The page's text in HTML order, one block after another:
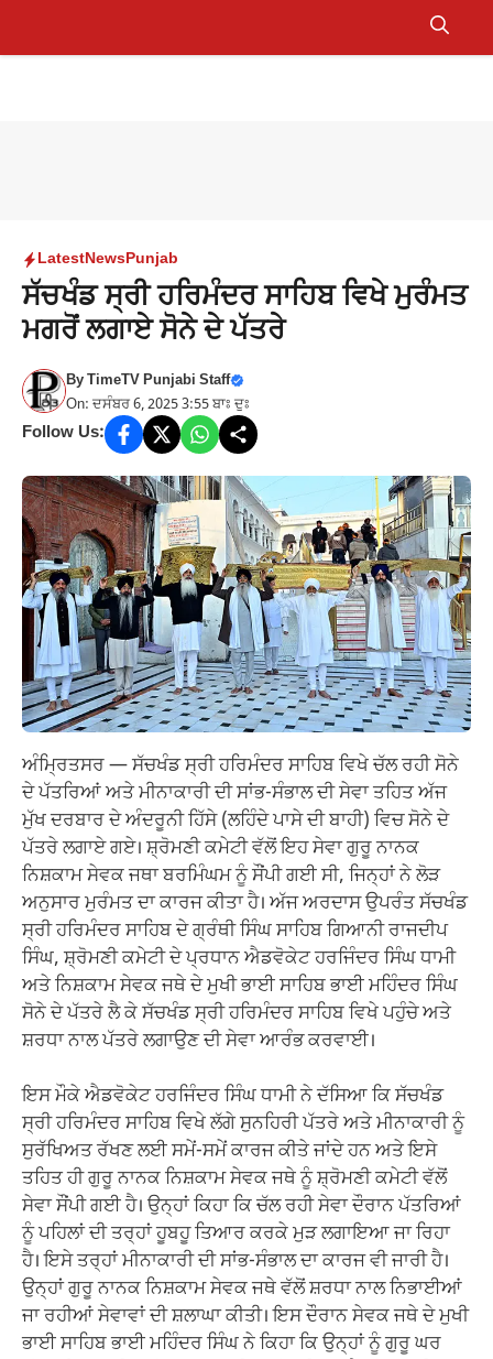
Menu
LatestNewsPunjab
ਸੱਚਖੰਡ ਸ੍ਰੀ ਹਰਿਮੰਦਰ ਸਾਹਿਬ ਵਿਖੇ ਮੁਰੰਮਤ
ਮਗਰੋਂ ਲਗਾਏ ਸੋਨੇ ਦੇ ਪੱਤਰੇ
ByTimeTV Punjabi Staff
On: ਦਸੰਬਰ 6, 2025 3:55 ਬਾਃ ਦੁਃ
Follow Us:
ਅੰਮ੍ਰਿਤਸਰ — ਸੱਚਖੰਡ ਸ੍ਰੀ ਹਰਿਮੰਦਰ ਸਾਹਿਬ ਵਿਖੇ ਚੱਲ ਰਹੀ ਸੋਨੇ
ਦੇ ਪੱਤਰਿਆਂ ਅਤੇ ਮੀਨਾਕਾਰੀ ਦੀ ਸਾਂਭ-ਸੰਭਾਲ ਦੀ ਸੇਵਾ ਤਹਿਤ ਅੱਜ
ਮੁੱਖ ਦਰਬਾਰ ਦੇ ਅੰਦਰੂਨੀ ਹਿੱਸੇ (ਲਹਿੰਦੇ ਪਾਸੇ ਦੀ ਬਾਹੀ) ਵਿਚ ਸੋਨੇ ਦੇ
ਪੱਤਰੇ ਲਗਾਏ ਗਏ। ਸ਼੍ਰੋਮਣੀ ਕਮੇਟੀ ਵੱਲੋਂ ਇਹ ਸੇਵਾ ਗੁਰੂ ਨਾਨਕ
ਨਿਸ਼ਕਾਮ ਸੇਵਕ ਜਥਾ ਬਰਮਿੰਘਮ ਨੂੰ ਸੌਂਪੀ ਗਈ ਸੀ, ਜਿਨ੍ਹਾਂ ਨੇ ਲੋੜ
ਅਨੁਸਾਰ ਮੁਰੰਮਤ ਦਾ ਕਾਰਜ ਕੀਤਾ ਹੈ। ਅੱਜ ਅਰਦਾਸ ਉਪਰੰਤ ਸੱਚਖੰਡ
ਸ੍ਰੀ ਹਰਿਮੰਦਰ ਸਾਹਿਬ ਦੇ ਗ੍ਰੰਥੀ ਸਿੰਘ ਸਾਹਿਬ ਗਿਆਨੀ ਰਾਜਦੀਪ
ਸਿੰਘ, ਸ਼੍ਰੋਮਣੀ ਕਮੇਟੀ ਦੇ ਪ੍ਰਧਾਨ ਐਡਵੋਕੇਟ ਹਰਜਿੰਦਰ ਸਿੰਘ ਧਾਮੀ
ਅਤੇ ਨਿਸ਼ਕਾਮ ਸੇਵਕ ਜਥੇ ਦੇ ਮੁਖੀ ਭਾਈ ਸਾਹਿਬ ਭਾਈ ਮਹਿੰਦਰ ਸਿੰਘ
ਸੋਨੇ ਦੇ ਪੱਤਰੇ ਲੈ ਕੇ ਸੱਚਖੰਡ ਸ੍ਰੀ ਹਰਿਮੰਦਰ ਸਾਹਿਬ ਵਿਖੇ ਪਹੁੰਚੇ ਅਤੇ
ਸ਼ਰਧਾ ਨਾਲ ਪੱਤਰੇ ਲਗਾਉਣ ਦੀ ਸੇਵਾ ਆਰੰਭ ਕਰਵਾਈ।
ਇਸ ਮੌਕੇ ਐਡਵੋਕੇਟ ਹਰਜਿੰਦਰ ਸਿੰਘ ਧਾਮੀ ਨੇ ਦੱਸਿਆ ਕਿ ਸੱਚਖੰਡ
ਸ੍ਰੀ ਹਰਿਮੰਦਰ ਸਾਹਿਬ ਵਿਖੇ ਲੱਗੇ ਸੁਨਹਿਰੀ ਪੱਤਰੇ ਅਤੇ ਮੀਨਾਕਾਰੀ ਨੂੰ
ਸੁਰੱਖਿਅਤ ਰੱਖਣ ਲਈ ਸਮੇਂ-ਸਮੇਂ ਕਾਰਜ ਕੀਤੇ ਜਾਂਦੇ ਹਨ ਅਤੇ ਇਸੇ
ਤਹਿਤ ਹੀ ਗੁਰੂ ਨਾਨਕ ਨਿਸ਼ਕਾਮ ਸੇਵਕ ਜਥੇ ਨੂੰ ਸ਼੍ਰੋਮਣੀ ਕਮੇਟੀ ਵੱਲੋਂ
ਸੇਵਾ ਸੌਂਪੀ ਗਈ ਹੈ। ਉਨ੍ਹਾਂ ਕਿਹਾ ਕਿ ਚੱਲ ਰਹੀ ਸੇਵਾ ਦੌਰਾਨ ਪੱਤਰਿਆਂ
ਨੂੰ ਪਹਿਲਾਂ ਦੀ ਤਰ੍ਹਾਂ ਹੂਬਹੂ ਤਿਆਰ ਕਰਕੇ ਮੁੜ ਲਗਾਇਆ ਜਾ ਰਿਹਾ
ਹੈ। ਇਸੇ ਤਰ੍ਹਾਂ ਮੀਨਾਕਾਰੀ ਦੀ ਸਾਂਭ-ਸੰਭਾਲ ਦਾ ਕਾਰਜ ਵੀ ਜਾਰੀ ਹੈ।
ਉਨ੍ਹਾਂ ਗੁਰੂ ਨਾਨਕ ਨਿਸ਼ਕਾਮ ਸੇਵਕ ਜਥੇ ਵੱਲੋਂ ਸ਼ਰਧਾ ਨਾਲ ਨਿਭਾਈਆਂ
ਜਾ ਰਹੀਆਂ ਸੇਵਾਵਾਂ ਦੀ ਸ਼ਲਾਘਾ ਕੀਤੀ। ਇਸ ਦੌਰਾਨ ਸੇਵਕ ਜਥੇ ਦੇ ਮੁਖੀ
ਭਾਈ ਸਾਹਿਬ ਭਾਈ ਮਹਿੰਦਰ ਸਿੰਘ ਨੇ ਕਿਹਾ ਕਿ ਉਨ੍ਹਾਂ ਨੂੰ ਗੁਰੂ ਘਰ